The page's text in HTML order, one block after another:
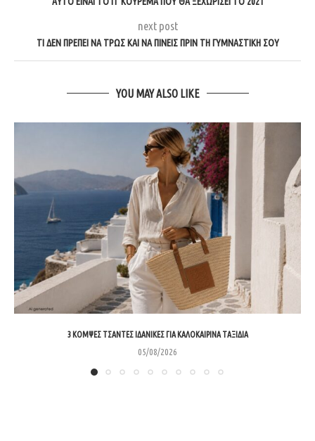
next post
ΤΙ ΔΕΝ ΠΡΈΠΕΙ ΝΑ ΤΡΩΣ ΚΑΙ ΝΑ ΠΊΝΕΙΣ ΠΡΙΝ ΤΗ ΓΥΜΝΑΣΤΙΚΉ ΣΟΥ
YOU MAY ALSO LIKE
3 ΚΟΜΨΈΣ ΤΣΆΝΤΕΣ ΙΔΑΝΙΚΈΣ ΓΙΑ ΚΑΛΟΚΑΙΡΙΝΆ ΤΑΞΊΔΙΑ
05/08/2026